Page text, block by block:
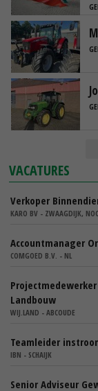
VACATURES
Verkoper
KARO BV - ZWAAGDIJK,
Accountmanager
COMGOED B.V. - NL
Landbouw
WIJ.LAND - ABCOUDE
Teamleider
IBN - SCHAIJK
Senior Adviseur